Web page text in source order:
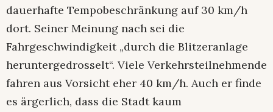
dauerhafte Tempobeschränkung auf 30 km/h
dort. Seiner Meinung nach sei die
Fahrgeschwindigkeit „durch die Blitzeranlage
heruntergedrosselt“. Viele Verkehrsteilnehmende
fahren aus Vorsicht eher 40 km/h. Auch er finde
es ärgerlich, dass die Stadt kaum